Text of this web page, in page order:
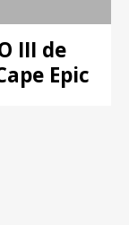
III de
Epic